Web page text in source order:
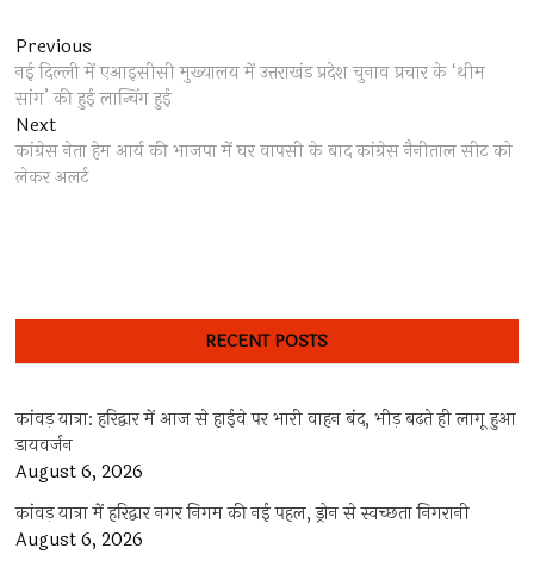
Post
navigation
Previous
post:
नई दिल्ली में एआइसीसी मुख्यालय में उत्तराखंड प्रदेश चुनाव प्रचार के ‘थीम
सांग’ की हुई लान्चिंग हुई
NextNext
post:
कांग्रेस नेता हेम आर्य की भाजपा में घर वापसी के बाद कांग्रेस नैनीताल सीट को
लेकर अलर्ट
RECENT POSTS
कांवड़ यात्रा: हरिद्वार में आज से हाईवे पर भारी वाहन बंद, भीड़ बढ़ते ही लागू हुआ
डायवर्जन
August 6, 2026
कांवड़ यात्रा में हरिद्वार नगर निगम की नई पहल, ड्रोन से स्वच्छता निगरानी
August 6, 2026